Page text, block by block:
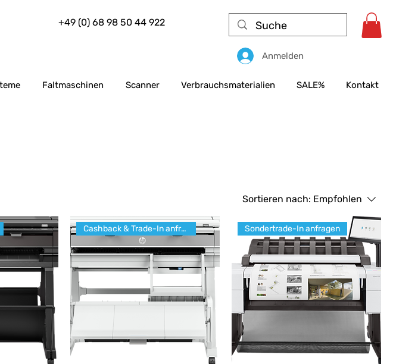
+49 (0) 68 98 50 44 922
Anmelden
Faltmaschinen Scanner Verbrauchsmaterialien SALE% Kontakt
Sortieren nach: Empfohlen
Cashback & Trade-In anfragen Sondertrade-In anfragen